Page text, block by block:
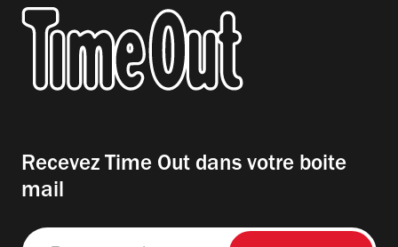
Recevez Time Out dans votre boite
mail
Entrez